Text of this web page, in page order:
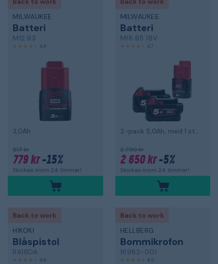
MILWAUKEE
Batteri
M12 B3
4,9
3,0Ah
917 kr
779 kr-15%
Skickas inom 24 timmar!
MILWAUKEE
Batteri
M18 B5 18V
4,7
2-pack 5,0Ah, med 1 st M12 B2
2 790 kr
2 650 kr-5%
Skickas inom 24 timmar!
Back to work
HIKOKI
Blåspistol
RA18DA
4,8
Back to work
HELLBERG
Bommikrofon
16982-001
4,5